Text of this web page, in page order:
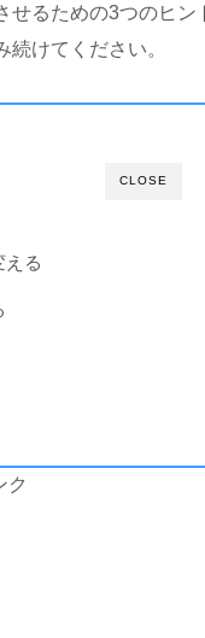
るための3つのヒン
けてください。
CLOSE
える
ク